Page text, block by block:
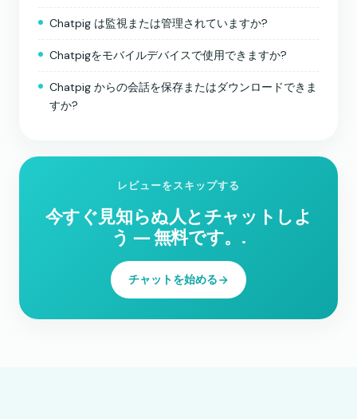
Chatpig は監視または管理されていますか?
Chatpigをモバイルデバイスで使用できますか?
Chatpig からの会話を保存またはダウンロードできま
すか?
レビューをスキップする
今すぐ見知らぬ人とチャットしよ
う ― 無料です。.
チャットを始める